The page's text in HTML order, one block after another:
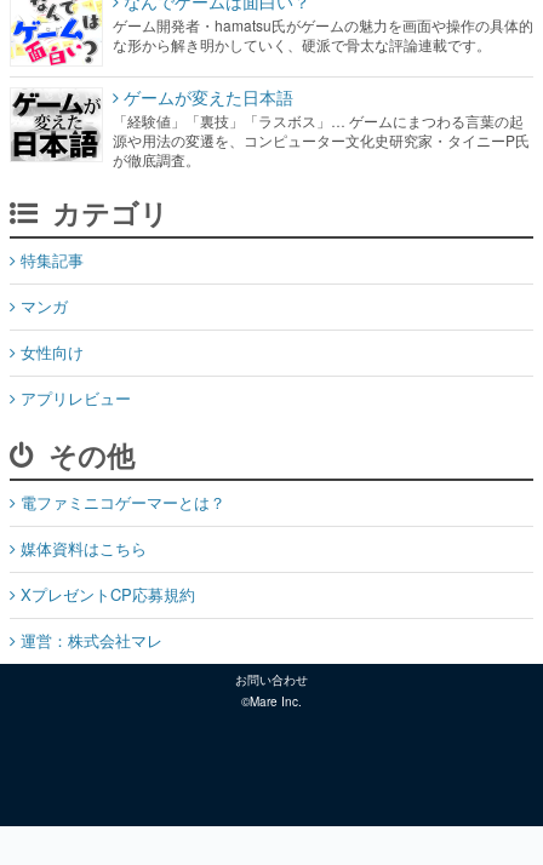
ゲーム開発者・hamatsu氏がゲームの魅力を画面や操作の具体的
な形から解き明かしていく、硬派で骨太な評論連載です。
ゲームが変えた日本語
「経験値」「裏技」「ラスボス」… ゲームにまつわる言葉の起
源や用法の変遷を、コンピューター文化史研究家・タイニーP氏
が徹底調査。
カテゴリ
特集記事
マンガ
女性向け
アプリレビュー
その他
電ファミニコゲーマーとは？
媒体資料はこちら
XプレゼントCP応募規約
運営：株式会社マレ
お問い合わせ
©Mare Inc.